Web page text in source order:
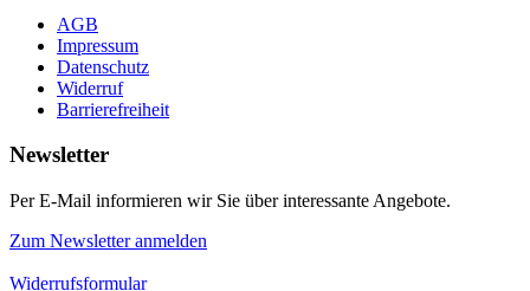
AGB
Impressum
Datenschutz
Widerruf
Barrierefreiheit
Newsletter
Per E-Mail informieren wir Sie über interessante Angebote.
Zum Newsletter anmelden
Widerrufsformular